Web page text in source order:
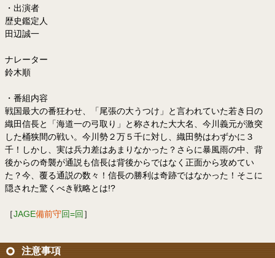
・出演者
歴史鑑定人
田辺誠一
ナレーター
鈴木順
・番組内容
戦国最大の番狂わせ、「尾張の大うつけ」と言われていた若き日の
織田信長と「海道一の弓取り」と称された大大名、今川義元が激突
した桶狭間の戦い。今川勢２万５千に対し、織田勢はわずかに３
千！しかし、実は兵力差はあまりなかった？さらに暴風雨の中、背
後からの奇襲が通説も信長は背後からではなく正面から攻めてい
た？今、覆る通説の数々！信長の勝利は奇跡ではなかった！そこに
隠された驚くべき戦略とは!?
［JAGE備前守回=回 ］
注意事項